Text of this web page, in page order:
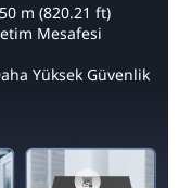
m (820.21 ft)
Mesafesi
Yüksek Güvenlik